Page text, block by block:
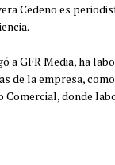
Cedeño es
a GFR Media, ha
de la empresa,
Comercial, donde